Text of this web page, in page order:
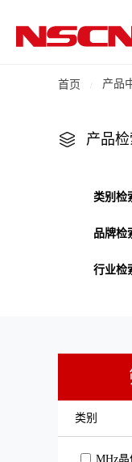
首页 产品
产品检
类别检
品牌检
行业检
类别
MHz